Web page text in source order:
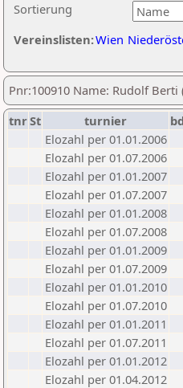
Sortierung
Vereinslisten:Wien
Pnr:100910 Name: Rudolf Berti
tnrSt turnier
Elozahl per 01.01.2006
Elozahl per 01.07.2006
Elozahl per 01.01.2007
Elozahl per 01.07.2007
Elozahl per 01.01.2008
Elozahl per 01.07.2008
Elozahl per 01.01.2009
Elozahl per 01.07.2009
Elozahl per 01.01.2010
Elozahl per 01.07.2010
Elozahl per 01.01.2011
Elozahl per 01.07.2011
Elozahl per 01.01.2012
Elozahl per 01.04.2012